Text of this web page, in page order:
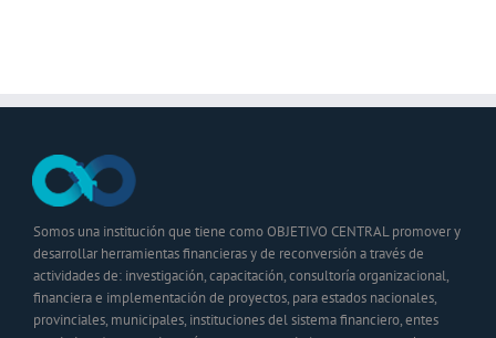
Somos una institución que tiene como OBJETIVO CENTRAL promover y
desarrollar herramientas financieras y de reconversión a través de
actividades de: investigación, capacitación, consultoría organizacional,
financiera e implementación de proyectos, para estados nacionales,
provinciales, municipales, instituciones del sistema financiero, entes